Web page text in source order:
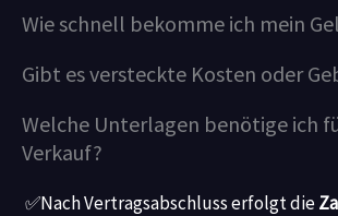
Wie schnell bekomme ich mein
Gibt es versteckte Kosten oder
Welche Unterlagen benötige ich
Verkauf?
✅Nach Vertragsabschluss erfolgt die